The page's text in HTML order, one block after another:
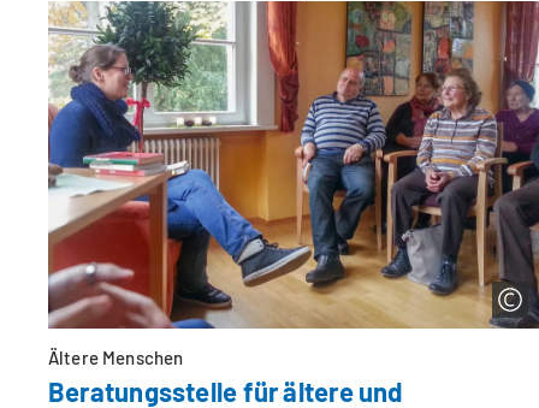
Ältere Menschen
Beratungsstelle für ältere und